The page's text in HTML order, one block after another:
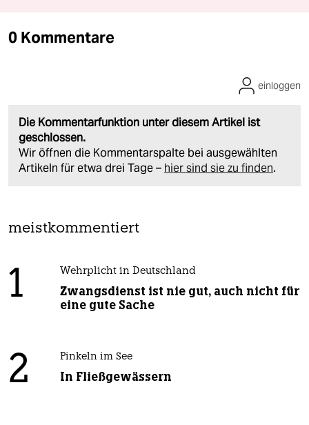
0 Kommentare
Die Kommentarfunktion unter diesem Artikel ist
geschlossen.
Wir öffnen die Kommentarspalte bei ausgewählten
Artikeln für etwa drei Tage – hier sind sie zu finden.
einloggen
meistkommentiert
1 Wehrplicht in Deutschland
Zwangsdienst ist nie gut, auch nicht für
eine gute Sache
2 Pinkeln im See
In Fließgewässern